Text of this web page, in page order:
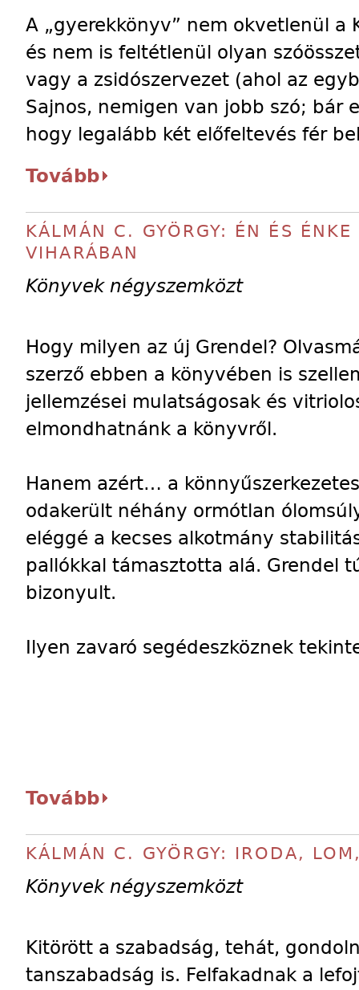
A „gyerekkönyv” nem okvetlenül a
és nem is feltétlenül olyan
vagy a zsidószervezet (ahol az
Sajnos, nemigen van jobb szó; bár
hogy legalább két előfeltevés fér
Tovább
KÁLMÁN C. GYÖRGY: ÉN ÉS
VIHARÁBAN
Könyvek négyszemközt
Hogy milyen az új Grendel?
szerző ebben a könyvében is
jellemzései mulatságosak és
elmondhatnánk a könyvről.
Hanem azért… a
odakerült néhány ormótlan
eléggé a kecses alkotmány
pallókkal támasztotta alá. Grendel
bizonyult.
Ilyen zavaró segédeszköznek
Tovább
KÁLMÁN C. GYÖRGY: IRODA,
Könyvek négyszemközt
Kitörött a szabadság, tehát,
tanszabadság is. Felfakadnak a